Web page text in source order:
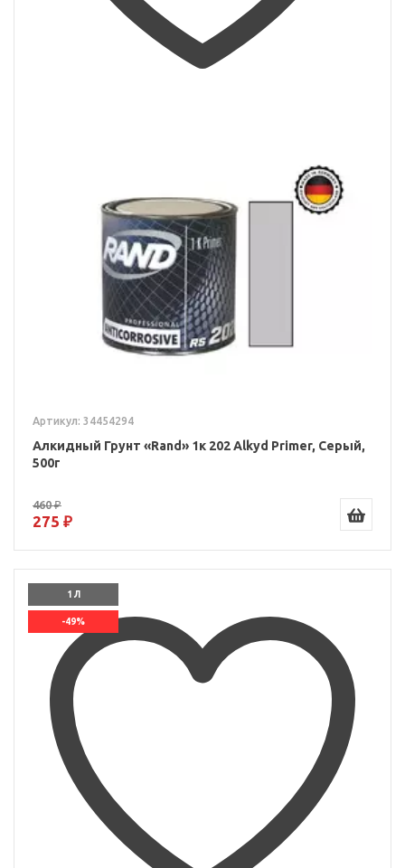
Артикул: 34454294
Алкидный Грунт «Rand» 1к 202 Alkyd Primer, Серый,
500г
460 ₽
275 ₽
1 Л
-49%